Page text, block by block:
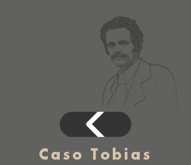
Caso Tobias